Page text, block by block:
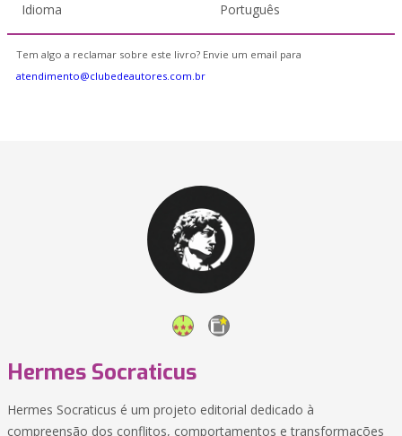
Idioma Português
Tem algo a reclamar sobre este livro? Envie um email para
atendimento@clubedeautores.com.br
Hermes Socraticus
Hermes Socraticus é um projeto editorial dedicado à
compreensão dos conflitos, comportamentos e transformações